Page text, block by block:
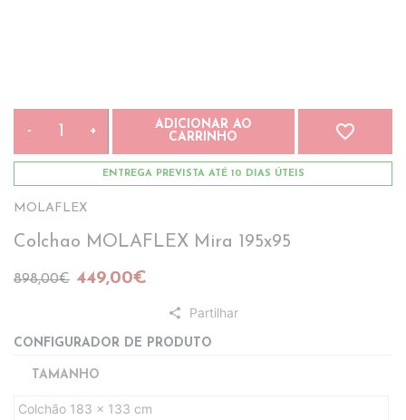
- +
ADICIONAR AO
CARRINHO
favorite_border
ENTREGA PREVISTA ATÉ 10 DIAS ÚTEIS
MOLAFLEX
Colchao MOLAFLEX Mira 195x95
898,00€ 449,00€
share Partilhar
CONFIGURADOR DE PRODUTO
TAMANHO
Colchão 183 x 133 cm